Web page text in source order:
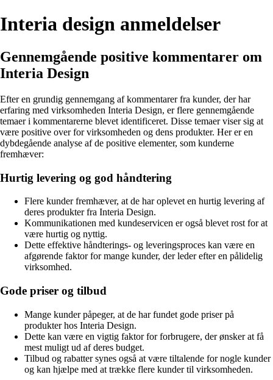
Interia design anmeldelser
Gennemgående positive kommentarer om
Interia Design
Efter en grundig gennemgang af kommentarer fra kunder, der har
erfaring med virksomheden Interia Design, er flere gennemgående
temaer i kommentarerne blevet identificeret. Disse temaer viser sig at
være positive over for virksomheden og dens produkter. Her er en
dybdegående analyse af de positive elementer, som kunderne
fremhæver:
Hurtig levering og god håndtering
Flere kunder fremhæver, at de har oplevet en hurtig levering af
deres produkter fra Interia Design.
Kommunikationen med kundeservicen er også blevet rost for at
være hurtig og nyttig.
Dette effektive håndterings- og leveringsproces kan være en
afgørende faktor for mange kunder, der leder efter en pålidelig
virksomhed.
Gode priser og tilbud
Mange kunder påpeger, at de har fundet gode priser på
produkter hos Interia Design.
Dette kan være en vigtig faktor for forbrugere, der ønsker at få
mest muligt ud af deres budget.
Tilbud og rabatter synes også at være tiltalende for nogle kunder
og kan hjælpe med at trække flere kunder til virksomheden.